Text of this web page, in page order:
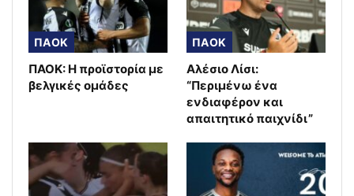
ΠΑΟΚ
ΠΑΟΚ: Η προϊστορία με
βελγικές ομάδες
ΠΑΟΚ
Αλέσιο Λίσι:
“Περιμένω ένα
ενδιαφέρον και
απαιτητικό παιχνίδι”